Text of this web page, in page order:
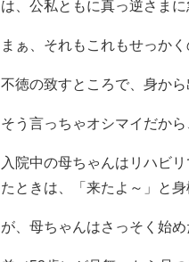
は、公私ともに真っ逆さまに
まぁ、それもこれもせっか
不徳の致すところで、身から
そう言っちゃオシマイだか
入院中の母ちゃんはリハビ
たときは、「来たよ～」と身
が、母ちゃんはさっそく始